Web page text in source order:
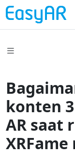
konten
AR saat